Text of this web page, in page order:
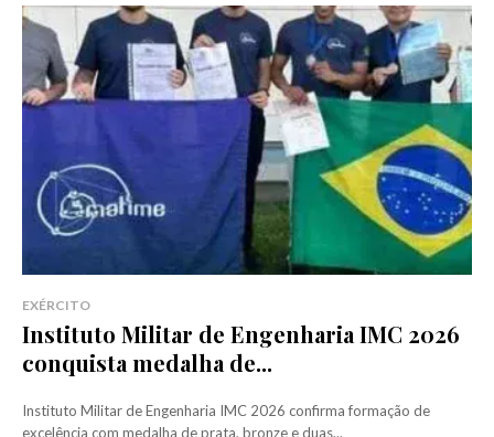
EXÉRCITO
Instituto Militar de Engenharia IMC 2026
conquista medalha de...
Instituto Militar de Engenharia IMC 2026 confirma formação de
excelência com medalha de prata, bronze e duas...